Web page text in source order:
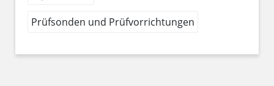
Prüfsonden und Prüfvorrichtungen